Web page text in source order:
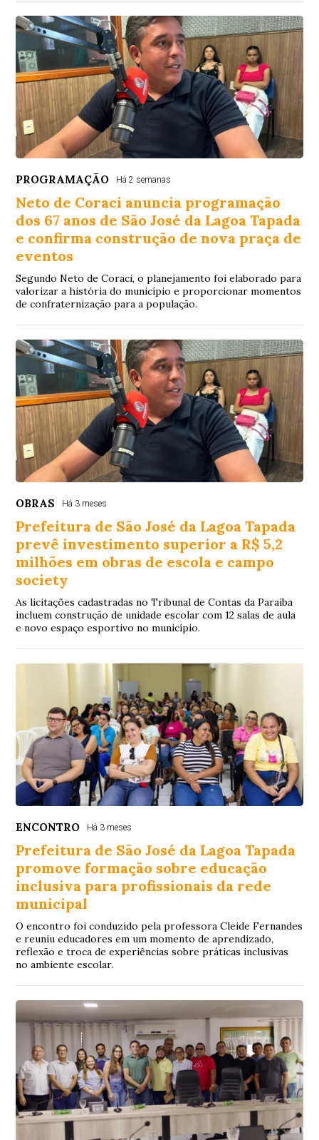
PROGRAMAÇÃO Há 2 semanas
Neto de Coraci anuncia programação
dos 67 anos de São José da Lagoa Tapada
e confirma construção de nova praça de
eventos
Segundo Neto de Coraci, o planejamento foi elaborado para
valorizar a história do município e proporcionar momentos
de confraternização para a população.
OBRAS Há 3 meses
Prefeitura de São José da Lagoa Tapada
prevê investimento superior a R$ 5,2
milhões em obras de escola e campo
society
As licitações cadastradas no Tribunal de Contas da Paraíba
incluem construção de unidade escolar com 12 salas de aula
e novo espaço esportivo no município.
ENCONTRO Há 3 meses
Prefeitura de São José da Lagoa Tapada
promove formação sobre educação
inclusiva para profissionais da rede
municipal
O encontro foi conduzido pela professora Cleide Fernandes
e reuniu educadores em um momento de aprendizado,
reflexão e troca de experiências sobre práticas inclusivas
no ambiente escolar.